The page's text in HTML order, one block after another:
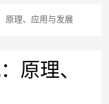
原理、应用与发展
原理、